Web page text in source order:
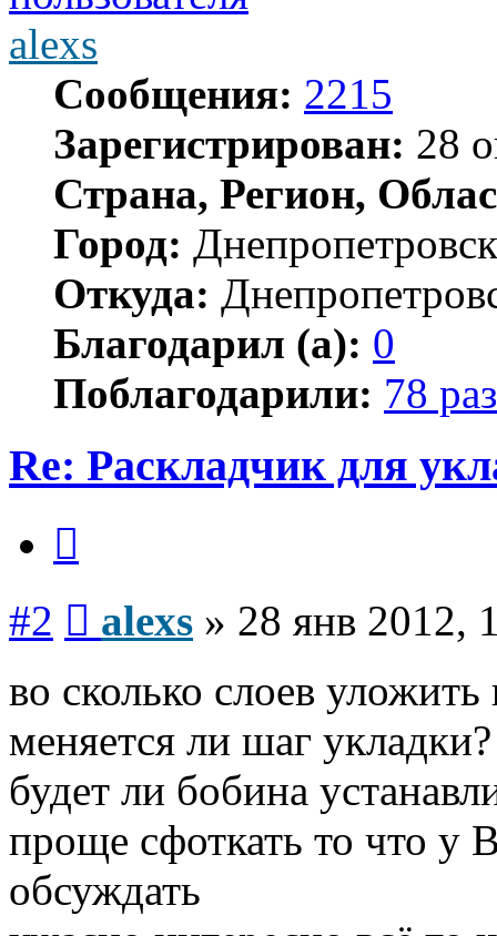
alexs
Сообщения: 2215
Зарегистрирован: 28
Страна, Регион,
Город: Днепропетровск
Откуда:
Благодарил (а): 0
Поблагодарили: 78 раз
Re: Раскладчик для
#2 alexs » 28 янв 2012,
во сколько слоев
меняется ли шаг укладки?
будет ли бобина
проще сфоткать то что у
обсуждать